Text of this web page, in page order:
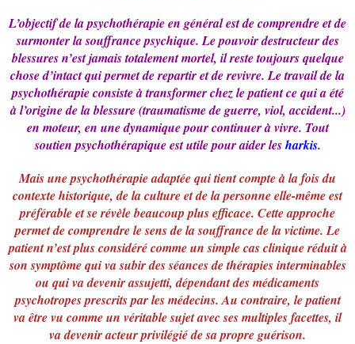
L’objectif de la psychothérapie en général est de comprendre et de
surmonter la souffrance psychique. Le pouvoir destructeur des
blessures n’est jamais totalement mortel, il reste toujours quelque
chose d’intact qui permet de repartir et de revivre. Le travail de la
psychothérapie consiste à transformer chez le patient ce qui a été
à l’origine de la blessure (traumatisme de guerre, viol, accident...)
en moteur, en une dynamique pour continuer à vivre. Tout
soutien psychothérapique est utile pour aider lesharkis.
Mais une psychothérapie adaptée qui tient compte à la fois du
contexte historique, de la culture et de la personne elle-même est
préférable et se révèle beaucoup plus efficace. Cette approche
permet de comprendre le sens de la souffrance de la victime. Le
patient n’est plus considéré comme un simple cas clinique réduit à
son symptôme qui va subir des séances de thérapies interminables
ou qui va devenir assujetti, dépendant des médicaments
psychotropes prescrits par les médecins. Au contraire, le patient
va être vu comme un véritable sujet avec ses multiples facettes, il
va devenir acteur privilégié de sa propre guérison.